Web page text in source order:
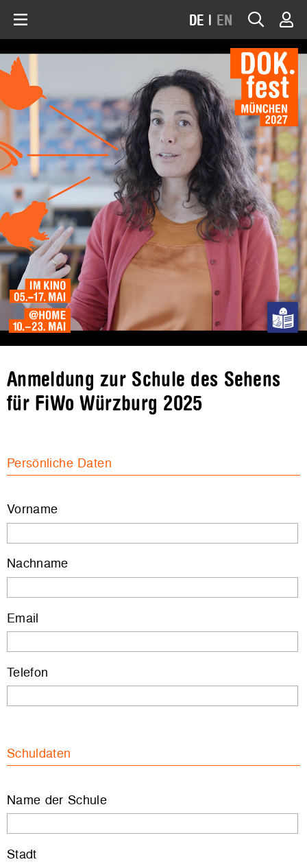
DE | EN
Anmeldung zur Schule des Sehens
für FiWo Würzburg 2025
Persönliche Daten
Vorname
Nachname
Email
Telefon
Schuldaten
Name der Schule
Stadt